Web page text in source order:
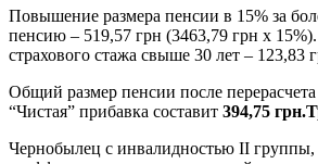
Повышение размера пенсии в 15% за
пенсию – 519,57 грн (3463,79 грн х 15%).
страхового стажа свыше 30 лет – 123,83
Общий размер пенсии после
“Чистая” прибавка составит 394,75 грн.
Чернобылец с инвалидностью II группы,